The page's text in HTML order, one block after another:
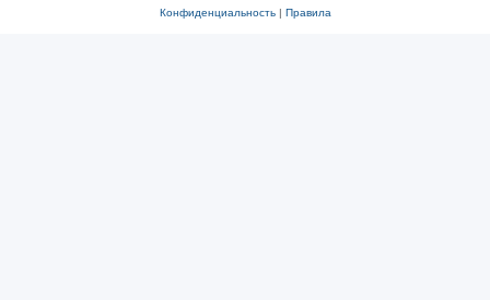
Конфиденциальность| Правила